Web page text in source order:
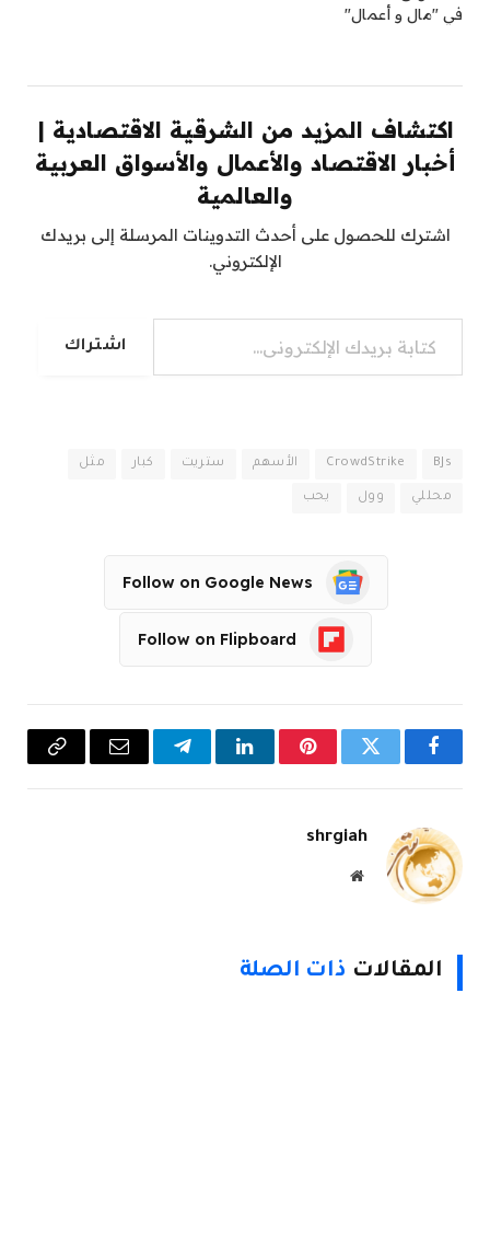
في "مال و أعمال"
اكتشاف المزيد من الشرقية الاقتصادية |
أخبار الاقتصاد والأعمال والأسواق العربية
والعالمية
اشترك للحصول على أحدث التدوينات المرسلة إلى بريدك
الإلكتروني.
كتابة بريدك الإلكتروني...
اشتراك
BJs
CrowdStrike الأسهم ستريت كبار مثل
محللي وول يحب
Follow on Google News
Follow on Flipboard
فيسبوكتويتر بينتيريستلينكدإن تيلقرام البريد
Copy
shrgiah
موقع
المقالات ذات الصلة